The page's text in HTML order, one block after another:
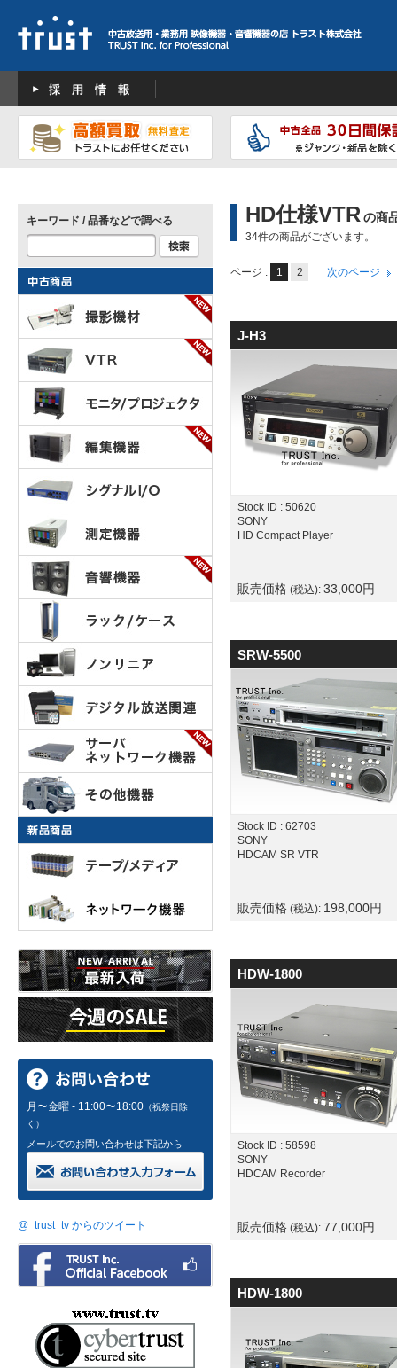
HD仕様VTR の商
34件の商品がございます。
ページ : 1 2 次のページ
J-H3
Stock ID : 50620
SONY
HD Compact Player
販売価格 (税込): 33,000円
SRW-5500
Stock ID : 62703
SONY
HDCAM SR VTR
販売価格 (税込): 198,000円
HDW-1800
Stock ID : 58598
SONY
HDCAM Recorder
販売価格 (税込): 77,000円
HDW-1800
キーワード / 品番などで調べる
月〜金曜 - 11:00〜18:00 （祝祭日除
く）
メールでのお問い合わせは下記から
@_trust_tv からのツイート